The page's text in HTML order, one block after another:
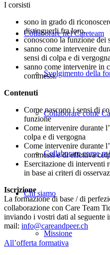
Collaborare nel Careteam
Svolgimento della
Collaborare come
Collaborare come
Chi siamo
Missione
I corsisti
sono in grado di
distinguerli fra loro.
conoscono la funzione dei
sanno come intervenire
sensi di colpa e di
sanno come intervenire in
commessi.
Contenuti
Come nascono i sensi di
funzione
Come intervenire durante
colpa e di vergogna
Come intervenire durante
commessi e di effettiva
Esercitazione di interventi
in base ai criteri di
Iscrizione
La formazione di base / di
collaborazione con Care Team
inviando i vostri dati al seguente
mail: info@careandpeer.ch
All’offerta formativa